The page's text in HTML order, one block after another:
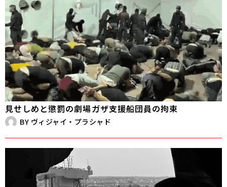
見せしめと懲罰の劇場――ガザ支援船団員の拘束
BY ヴィジャイ・プラシャド